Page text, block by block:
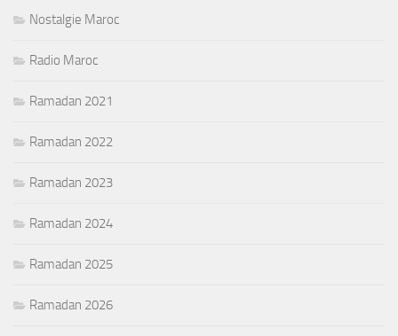
Nostalgie Maroc
Radio Maroc
Ramadan 2021
Ramadan 2022
Ramadan 2023
Ramadan 2024
Ramadan 2025
Ramadan 2026